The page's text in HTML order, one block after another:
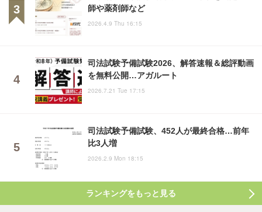
師や薬剤師など
2026.4.9 Thu 16:15
司法試験予備試験2026、解答速報＆総評動画
を無料公開…アガルート
2026.7.21 Tue 17:15
司法試験予備試験、452人が最終合格…前年
比3人増
2026.2.9 Mon 18:15
ランキングをもっと見る